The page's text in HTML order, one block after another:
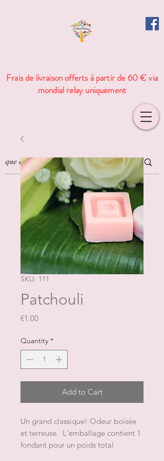
Frais de livraison offerts à partir de 60 € via
mondial relay uniquement
SKU: 111
Patchouli
€1.00Price
Quantity *
Add to Cart
Un grand classique! Odeur boisée
et terreuse.  L'emballage contient 1
fondant pour un poids total